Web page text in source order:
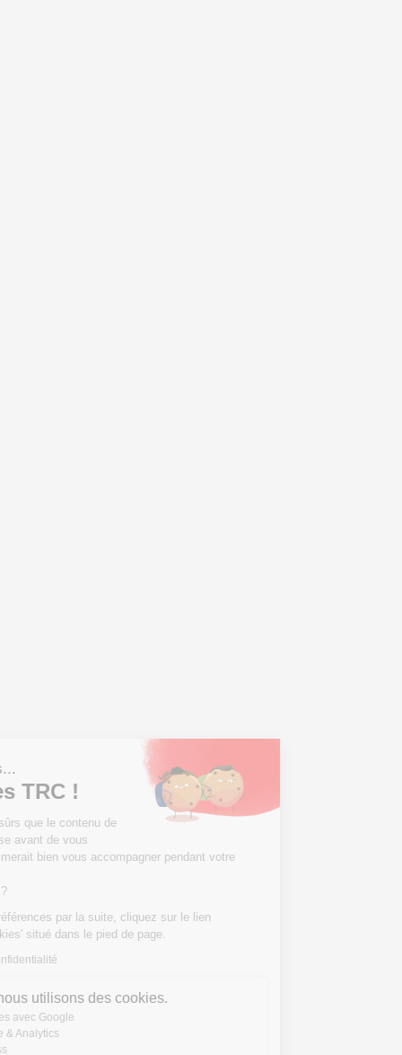
les Cookies TRC !
On a attendu d'être sûrs que le contenu de
ce site vous intéresse avant de vous
déranger, mais on aimerait bien vous accompagner pendant votre
Pour modifier vos préférences par la suite, cliquez sur le lien
'Préférences de cookies' situé dans le pied de page.
Lire la politique de confidentialité
Voici pourquoi nous utilisons des cookies.
Partage de données avec Google
Mesure d'audience & Analytics